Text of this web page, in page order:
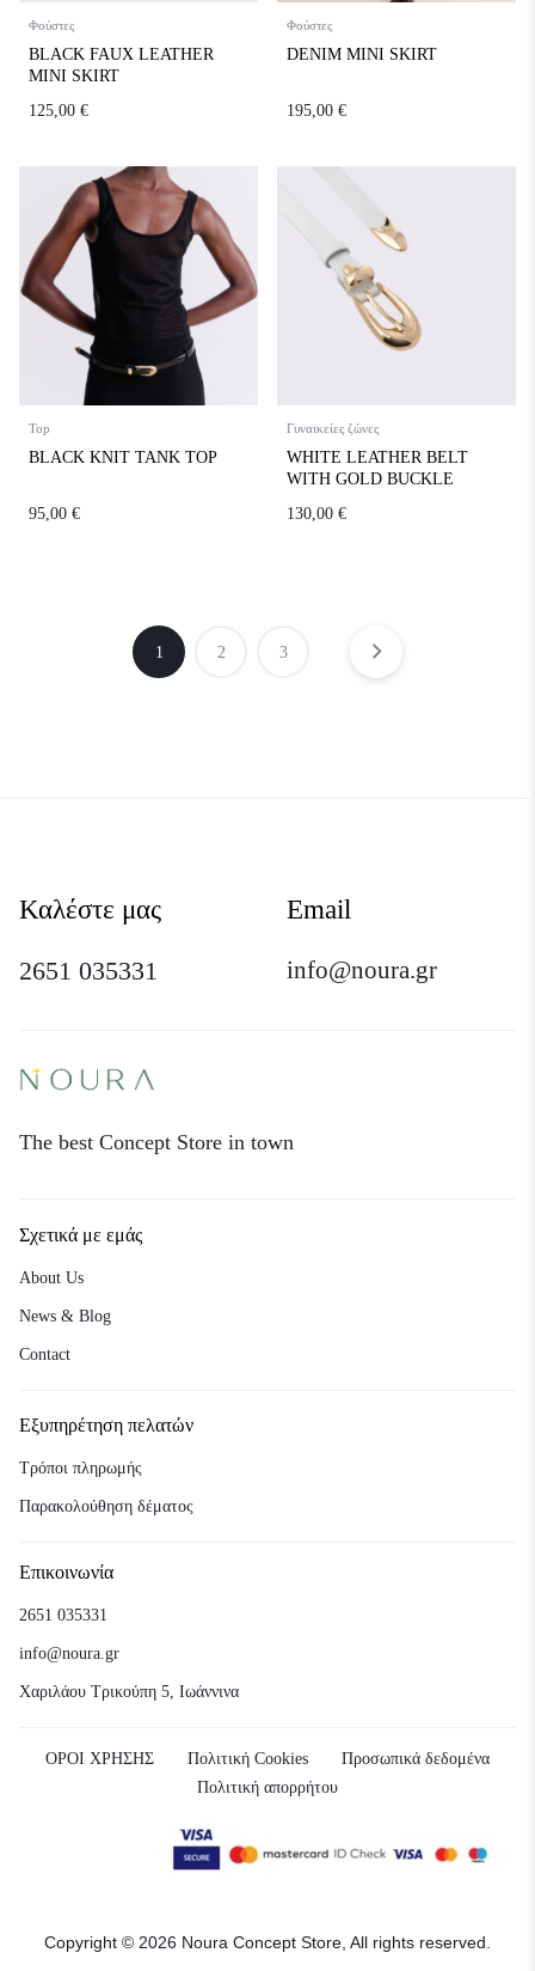
Φούστες
BLACK FAUX LEATHER
MINI SKIRT
125,00 €
Φούστες
DENIM MINI SKIRT
195,00 €
Top
BLACK KNIT TANK TOP
95,00 €
Γυναικείες ζώνες
WHITE LEATHER BELT
WITH GOLD BUCKLE
130,00 €
1 2 3
Καλέστε μας
2651 035331
Email
info@noura.gr
The best Concept Store in town
Σχετικά με εμάς
About Us
News & Blog
Contact
Εξυπηρέτηση πελατών
Τρόποι πληρωμής
Παρακολούθηση δέματος
Επικοινωνία
2651 035331
info@noura.gr
Χαριλάου Τρικούπη 5, Ιωάννινα
ΟΡΟΙ ΧΡΗΣΗΣ Πολιτική Cookies
Προσωπικά δεδομένα
Πολιτική απορρήτου
Copyright © 2026 Noura Concept Store, All rights reserved.